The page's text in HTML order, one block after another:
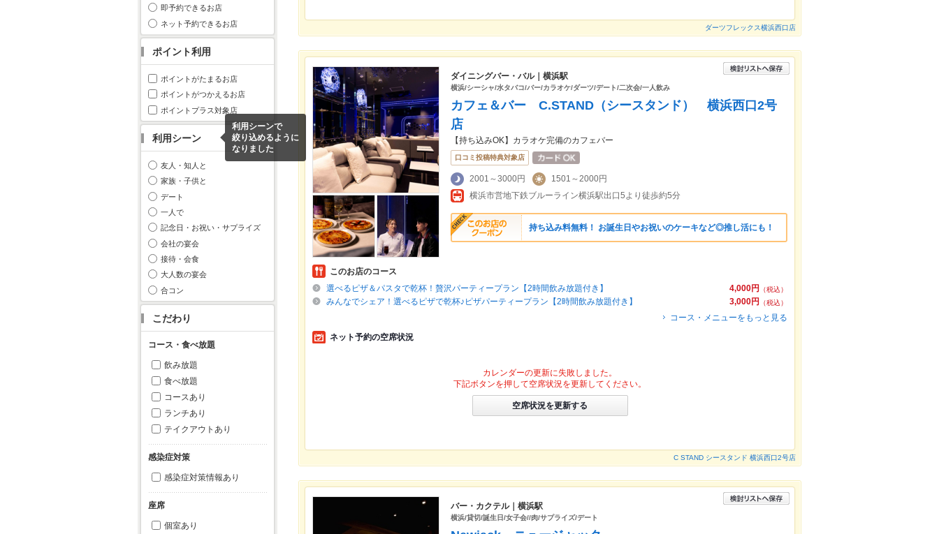
即予約できるお店
ネット予約できるお店
ポイント利用
ポイントがたまるお店
ポイントがつかえるお店
ポイントプラス対象店
利用シーン
利用シーンで
絞り込めるように
なりました
友人・知人と
家族・子供と
デート
一人で
記念日・お祝い・サプライズ
会社の宴会
接待・会食
大人数の宴会
合コン
こだわり
コース・食べ放題
飲み放題
食べ放題
コースあり
ランチあり
テイクアウトあり
感染症対策
感染症対策情報あり
座席
個室あり
ダーツフレックス横浜西口店
ダイニングバー・バル｜横浜駅
横浜/シーシャ/水タバコ/バー/カラオケ/ダーツ/デート/二次会/一人飲み
カフェ＆バー C.STAND（シースタンド） 横浜西口2号
店
【持ち込みOK】カラオケ完備のカフェバー
口コミ投稿特典対象店
2001～3000円
1501～2000円
横浜市営地下鉄ブルーライン横浜駅出口5より徒歩約5分
持ち込み料無料！ お誕生日やお祝いのケーキなど◎推し活にも！
このお店のコース
4,000円
（税込）
選べるピザ＆パスタで乾杯！贅沢パーティープラン【2時間飲み放題付き】
3,000円
（税込）
みんなでシェア！選べるピザで乾杯♪ピザパーティープラン【2時間飲み放題付き】
コース・メニューをもっと見る
ネット予約の空席状況
カレンダーの更新に失敗しました。
下記ボタンを押して空席状況を更新してください。
空席状況を更新する
C STAND シースタンド 横浜西口2号店
バー・カクテル｜横浜駅
横浜/貸切/誕生日/女子会//肉/サプライズ/デート